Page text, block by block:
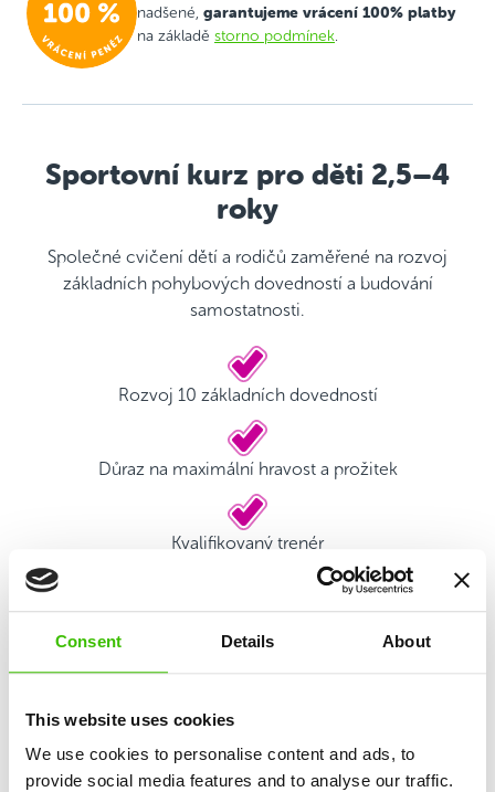
Consent Details About
This website uses cookies
We use cookies to personalise content and ads, to
provide social media features and to analyse our traffic.
nadšené, garantujeme vrácení 100% platby
na základě storno podmínek.
Sportovní kurz pro děti 2,5–4
roky
Společné cvičení dětí a rodičů zaměřené na rozvoj
základních pohybových dovedností a budování
samostatnosti.
Rozvoj 10 základních dovedností
Důraz na maximální hravost a prožitek
Kvalifikovaný trenér
Hrací plán s motivačními samolepkami